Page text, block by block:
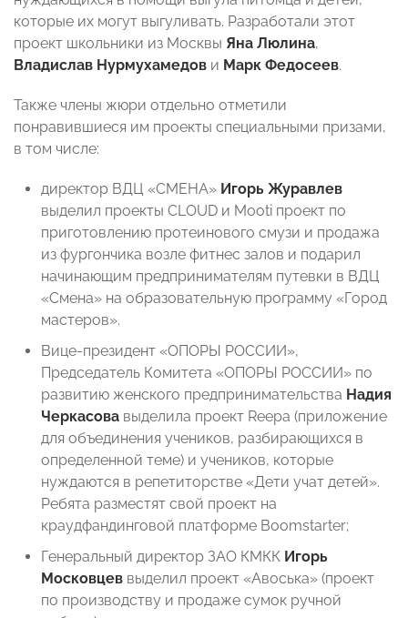
которые их могут выгуливать. Разработали этот
проект школьники из Москвы Яна Люлина,
Владислав Нурмухамедов и Марк Федосеев.
Также члены жюри отдельно отметили
понравившиеся им проекты специальными призами,
в том числе:
директор ВДЦ «СМЕНА» Игорь Журавлев
выделил проекты CLOUD и Mooti проект по
приготовлению протеинового смузи и продажа
из фургончика возле фитнес залов и подарил
начинающим предпринимателям путевки в ВДЦ
«Смена» на образовательную программу «Город
мастеров».
Вице-президент «ОПОРЫ РОССИИ»,
Председатель Комитета «ОПОРЫ РОССИИ» по
развитию женского предпринимательства Надия
Черкасова выделила проект Reepa (приложение
для объединения учеников, разбирающихся в
определенной теме) и учеников, которые
нуждаются в репетиторстве «Дети учат детей».
Ребята разместят свой проект на
краудфандинговой платформе Boomstarter;
Генеральный директор ЗАО КМКК Игорь
Московцев выделил проект «Авоська» (проект
по производству и продаже сумок ручной